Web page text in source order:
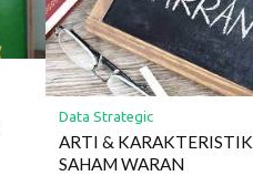
Data Strategic
ARTI & KARAKTERISTIK
SAHAM WARAN